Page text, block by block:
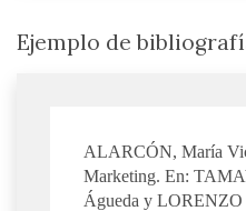
Ejemplo de
ALARCÓN, María
Marketing. En:
Águeda y